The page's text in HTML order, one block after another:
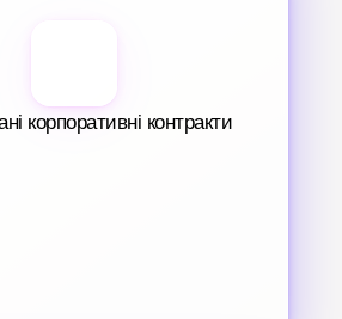
корпоративні контракти